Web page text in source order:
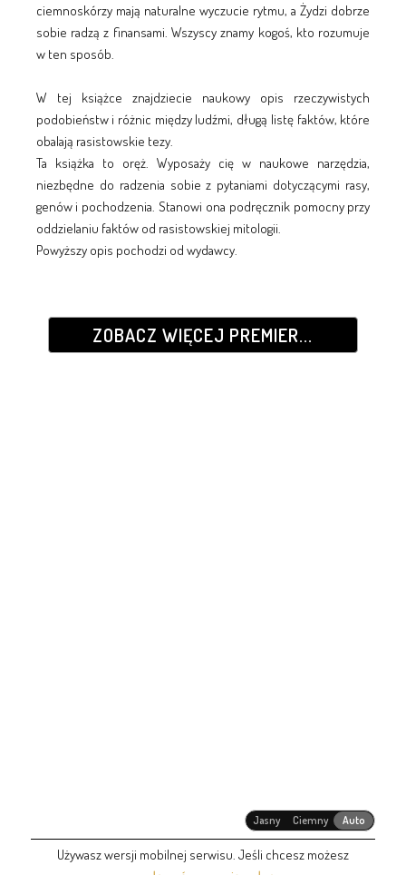
ciemnoskórzy mają naturalne wyczucie rytmu, a Żydzi dobrze
sobie radzą z finansami. Wszyscy znamy kogoś, kto rozumuje
w ten sposób.
W tej książce znajdziecie naukowy opis rzeczywistych
podobieństw i różnic między ludźmi, długą listę faktów, które
obalają rasistowskie tezy.
Ta książka to oręż. Wyposaży cię w naukowe narzędzia,
niezbędne do radzenia sobie z pytaniami dotyczącymi rasy,
genów i pochodzenia. Stanowi ona podręcznik pomocny przy
oddzielaniu faktów od rasistowskiej mitologii.
Powyższy opis pochodzi od wydawcy.
ZOBACZ WIĘCEJ PREMIER...
Jasny Ciemny Auto
Używasz wersji mobilnej serwisu. Jeśli chcesz możesz